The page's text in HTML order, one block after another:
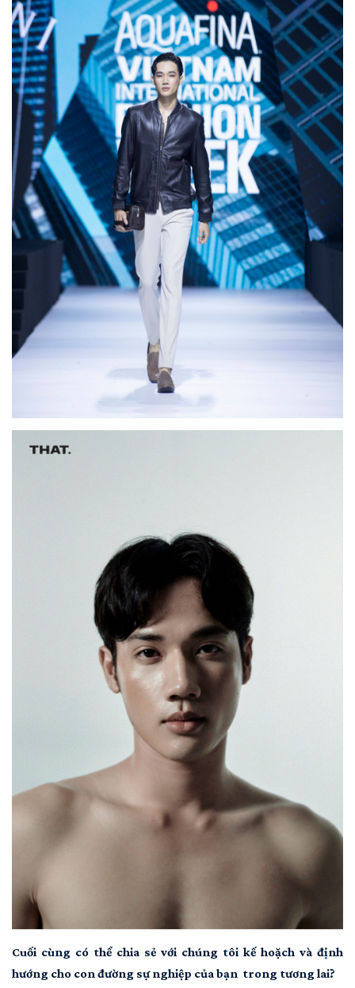
Cuối cùng có thể chia sẻ với chúng tôi kế hoặch và định
hướng cho con đường sự nghiệp của bạn trong tương lai?